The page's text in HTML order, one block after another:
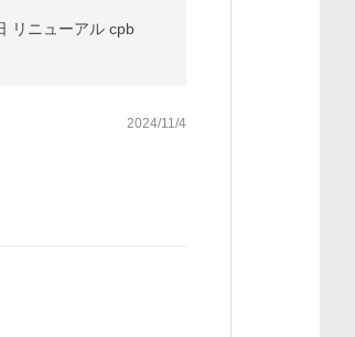
リニューアル cpb
2024/11/4